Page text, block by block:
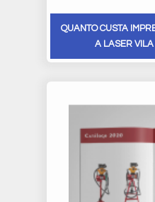
QUANTO CUSTA
A LASER